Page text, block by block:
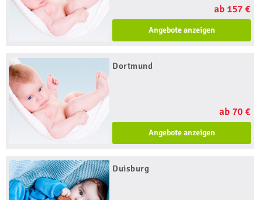
ab 157 €
Angebote anzeigen
Dortmund
ab 70 €
Angebote anzeigen
Duisburg